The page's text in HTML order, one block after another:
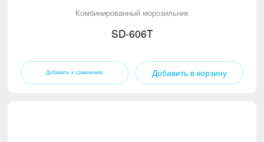
Комбинированный морозильник
SD-606T
Добавить в корзину